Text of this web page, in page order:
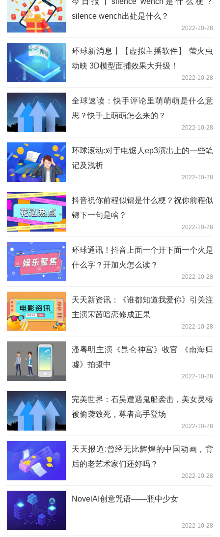
silence wench出处是什么？
2022-10-28
环球新消息丨【虚拟主播软件】 萤火虫
动映 3D模型面捕效果大升级！
2022-10-28
全球速读：快手评论里萌萌萌是什么意
思？快手上萌萌怎么来的？
2022-10-28
环球滚动:对于电锯人ep3演出上的一些笔
记及浅析
2022-10-28
抖音祝你前程似锦是什么梗？祝你前程似
锦下一句是啥？
2022-10-28
环球通讯！抖音上面一个开下面一个火是
什么字？开加火怎么读？
2022-10-28
天天新资讯：《谁都知道我爱你》引关注
主演宋茜暗恋修成正果
2022-10-28
潘粤明主演《昆仑神宫》收官 《南海归
墟》拍摄中
2022-10-28
完美世界：石昊遭遇鬼船袭击，美女灵椿
被偷袭致死，尊者高手登场
2022-10-28
天天报道:曾经无比辉煌的中国动画，背
后的老艺术家们还好吗？
2022-10-28
NovelAI创意咒语——瓶中少女
2022-10-28